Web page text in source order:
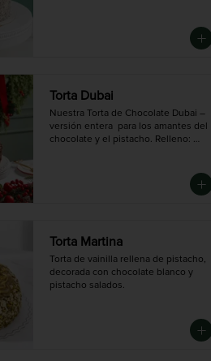
Mini (3-4 porciones),  Mediana (10
porciones),  Grande (14 porciones):
Torta Dubai
Nuestra Torta de Chocolate Dubai –
versión entera  para los amantes del
chocolate y el pistacho. Relleno:
Torta Martina
Torta de vainilla rellena de pistacho,
decorada con chocolate blanco y
pistacho salados.